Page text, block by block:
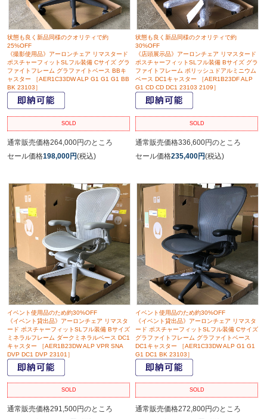
状態も良く新品同様のクオリティで約
25%OFF
《撮影使用品》アーロンチェア リマスタード
ポスチャーフィットSLフル装備 Cサイズ グラ
ファイトフレーム グラファイトベース BBキ
ャスター ［AER1C33DW ALP G1 G1 G1 BB
BK 23103］
SOLD
通常販売価格264,000円のところ
セール価格198,000円(税込)
状態も良く新品同様のクオリティで約
30%OFF
《店頭展示品》アーロンチェア リマスタード
ポスチャーフィットSLフル装備 Bサイズ グラ
ファイトフレーム ポリッシュドアルミニウム
ベース DC1キャスター ［AER1B23DF ALP
G1 CD CD DC1 23103 2109］
SOLD
通常販売価格336,600円のところ
セール価格235,400円(税込)
イベント使用品のため約30%OFF
《イベント貸出品》アーロンチェア リマスタ
ード ポスチャーフィットSLフル装備 Bサイズ
ミネラルフレーム ダークミネラルベース DC1
キャスター ［AER1B23DW ALP VPR SNA
DVP DC1 DVP 23101］
SOLD
通常販売価格291,500円のところ
イベント使用品のため約30%OFF
《イベント貸出品》アーロンチェア リマスタ
ード ポスチャーフィットSLフル装備 Cサイズ
グラファイトフレーム グラファイトベース
DC1キャスター ［AER1C33DW ALP G1 G1
G1 DC1 BK 23103］
SOLD
通常販売価格272,800円のところ